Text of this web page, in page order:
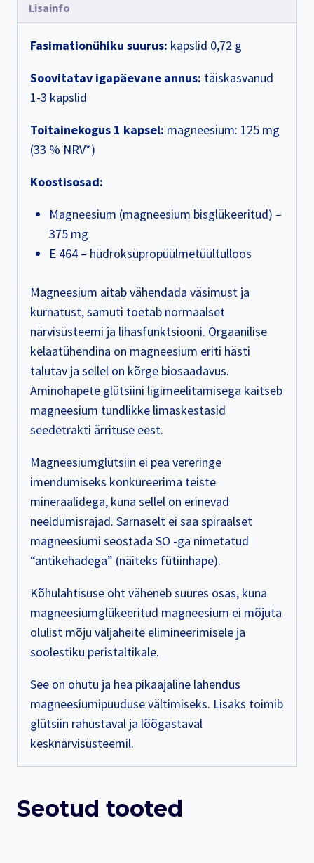
Lisainfo
Fasimationühiku suurus: kapslid 0,72 g
Soovitatav igapäevane annus: täiskasvanud
1-3 kapslid
Toitainekogus 1 kapsel: magneesium: 125 mg
(33 % NRV*)
Koostisosad:
Magneesium (magneesium bisglükeeritud) –
375 mg
E 464 – hüdroksüpropüülmetüültulloos
Magneesium aitab vähendada väsimust ja
kurnatust, samuti toetab normaalset
närvisüsteemi ja lihasfunktsiooni. Orgaanilise
kelaatühendina on magneesium eriti hästi
talutav ja sellel on kõrge biosaadavus.
Aminohapete glütsiini ligimeelitamisega kaitseb
magneesium tundlikke limaskestasid
seedetrakti ärrituse eest.
Magneesiumglütsiin ei pea vereringe
imendumiseks konkureerima teiste
mineraalidega, kuna sellel on erinevad
neeldumisrajad. Sarnaselt ei saa spiraalset
magneesiumi seostada SO -ga nimetatud
“antikehadega” (näiteks fütiinhape).
Kõhulahtisuse oht väheneb suures osas, kuna
magneesiumglükeeritud magneesium ei mõjuta
olulist mõju väljaheite elimineerimisele ja
soolestiku peristaltikale.
See on ohutu ja hea pikaajaline lahendus
magneesiumipuuduse vältimiseks. Lisaks toimib
glütsiin rahustaval ja lõõgastaval
kesknärvisüsteemil.
Seotud tooted